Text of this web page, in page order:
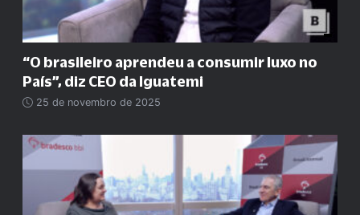
“O brasileiro aprendeu a consumir luxo no
País”, diz CEO da Iguatemi
25 de novembro de 2025